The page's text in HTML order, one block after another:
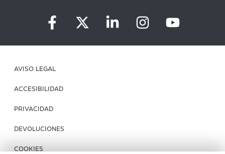
AVISO LEGAL
ACCESIBILIDAD
PRIVACIDAD
DEVOLUCIONES
COOKIES